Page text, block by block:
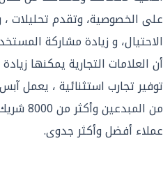
على الخصوصية، وتقدم تحليلات
الاحتيال، و زيادة مشاركة
أن العلامات التجارية يمكنها
توفير تجارب استثنائية ، يعمل
من
عملاء أفضل وأكثر جدوى.